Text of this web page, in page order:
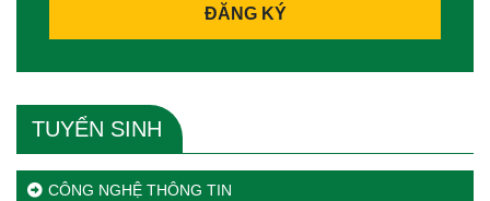
ĐĂNG KÝ
TUYỂN SINH
CÔNG NGHỆ THÔNG TIN